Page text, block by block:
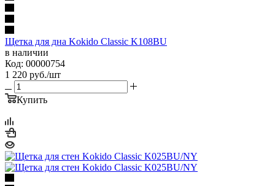
Щетка для дна Kokido Classic K108BU
в наличии
Код: 00000754
1 220 руб./шт
Купить